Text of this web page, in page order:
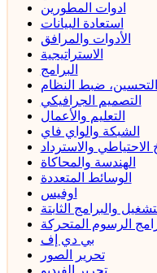
ادوات المطورين
استعادة البيانات
الأدوات والمرافق
الاستراتيجية
البرامج
التحسين، ضبط النظام
التصميم الجرافيكي
التعليم والأعمال
الشبكة والواي فاي
الاحتياطي والاسترداد
الهندسة والمحاكاة
الوسائط المتعددة
اوفيس
والبرامج الثابتة
الرسوم المتحركة
بي دي إف
تحرير الصور